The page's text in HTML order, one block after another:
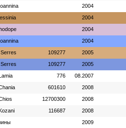
2004
2004
2004
2004
109277 2005
109277 2005
776 08.2007
601610 2008
12700300 2008
116687 2008
2009